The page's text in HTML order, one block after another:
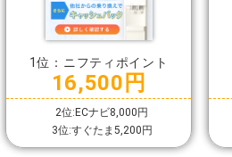
1位：ニフティポイント
16,500円
2位:ECナビ8,000円
3位:すぐたま5,200円